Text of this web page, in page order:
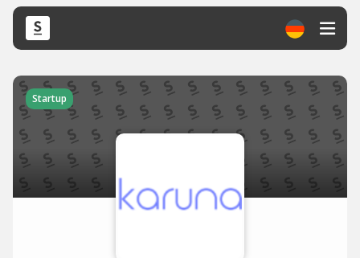
Startup